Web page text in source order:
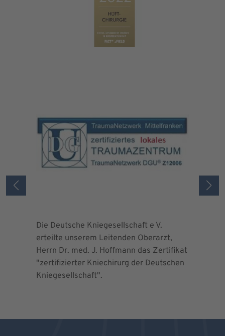
Die Deutsche Kniegesellschaft e V.
erteilte unserem Leitenden Oberarzt,
Herrn Dr. med. J. Hoffmann das Zertifikat
"zertifizierter Kniechirurg der Deutschen
Kniegesellschaft".